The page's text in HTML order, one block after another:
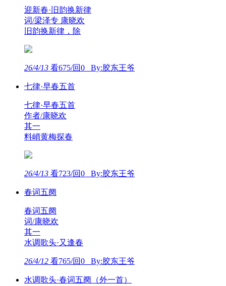
迎新春·旧韵换新律
词/梁泽专 康晓欢
旧韵换新律，除
26/4/13 看675/回0 By:胶东王爷
七律·早春五首
七律·早春五首
作者/康晓欢
其一
料峭黄梅探春
26/4/13 看723/回0 By:胶东王爷
春词五阕
春词五阕
词/康晓欢
其一
水调歌头·又逢春
26/4/12 看765/回0 By:胶东王爷
水调歌头·春词五阕（外一首）